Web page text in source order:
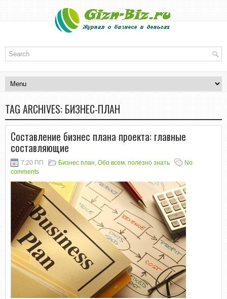
TAG ARCHIVES: БИЗНЕС-ПЛАН
Составление бизнес плана проекта: главные
составляющие
7:20 ПП Бизнес план, Обо всем, полезно знать
No
comments